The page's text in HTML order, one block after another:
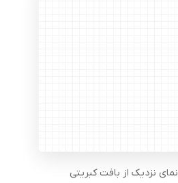
نمای نزدیک از بافت کبریتی